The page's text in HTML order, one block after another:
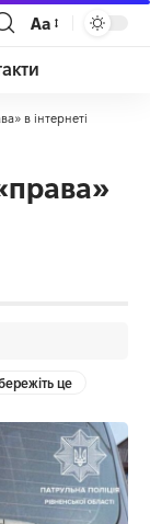
Аа
в інтернеті